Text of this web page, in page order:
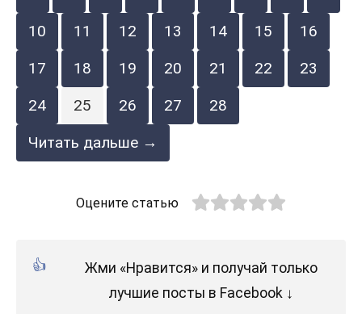
10
11 12 13 14 15
16
17
18 19 20 21 22
23
24
25 26 27
28
Читать дальше →
Оцените статью
Жми «Нравится» и получай только
лучшие посты в Facebook ↓